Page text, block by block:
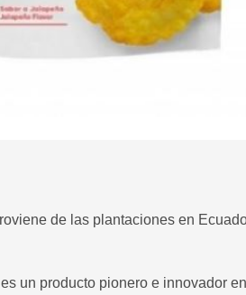
de las plantaciones en
un producto pionero e innovador